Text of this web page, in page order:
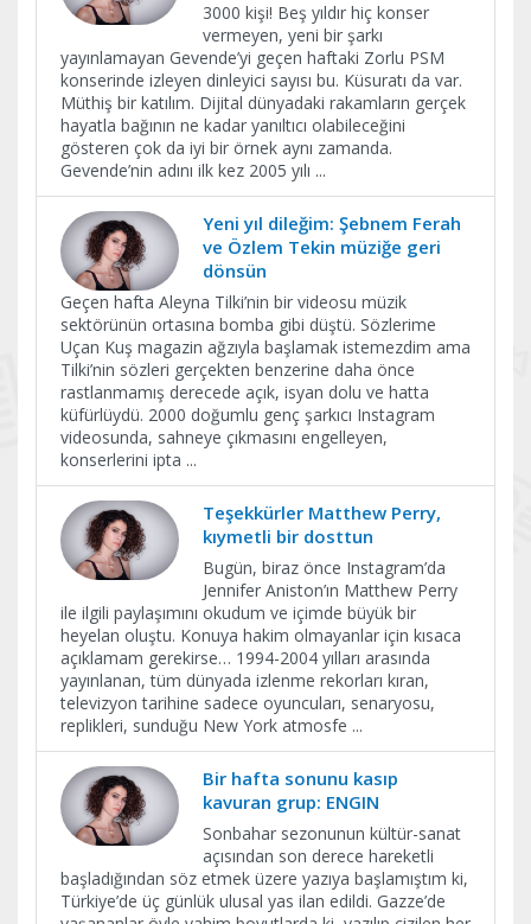
3000 kişi! Beş yıldır hiç konser
vermeyen, yeni bir şarkı
yayınlamayan Gevende’yi geçen haftaki Zorlu PSM
konserinde izleyen dinleyici sayısı bu. Küsuratı da var.
Müthiş bir katılım. Dijital dünyadaki rakamların gerçek
hayatla bağının ne kadar yanıltıcı olabileceğini
gösteren çok da iyi bir örnek aynı zamanda.
Gevende’nin adını ilk kez 2005 yılı ...
Yeni yıl dileğim: Şebnem Ferah
ve Özlem Tekin müziğe geri
dönsün
Geçen hafta Aleyna Tilki’nin bir videosu müzik
sektörünün ortasına bomba gibi düştü. Sözlerime
Uçan Kuş magazin ağzıyla başlamak istemezdim ama
Tilki’nin sözleri gerçekten benzerine daha önce
rastlanmamış derecede açık, isyan dolu ve hatta
küfürlüydü. 2000 doğumlu genç şarkıcı Instagram
videosunda, sahneye çıkmasını engelleyen,
konserlerini ipta ...
Teşekkürler Matthew Perry,
kıymetli bir dosttun
Bugün, biraz önce Instagram’da
Jennifer Aniston’ın Matthew Perry
ile ilgili paylaşımını okudum ve içimde büyük bir
heyelan oluştu. Konuya hakim olmayanlar için kısaca
açıklamam gerekirse… 1994-2004 yılları arasında
yayınlanan, tüm dünyada izlenme rekorları kıran,
televizyon tarihine sadece oyuncuları, senaryosu,
replikleri, sunduğu New York atmosfe ...
Bir hafta sonunu kasıp
kavuran grup: ENGIN
Sonbahar sezonunun kültür-sanat
açısından son derece hareketli
başladığından söz etmek üzere yazıya başlamıştım ki,
Türkiye’de üç günlük ulusal yas ilan edildi. Gazze’de